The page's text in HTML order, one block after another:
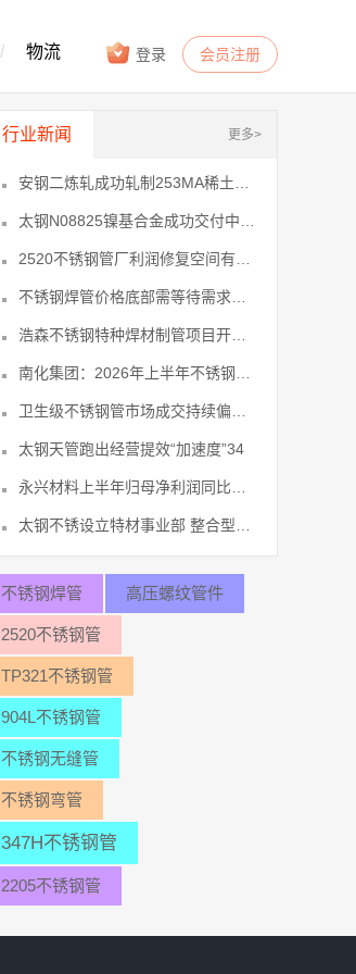
登录 会员注册
/ 物流
行业新闻 更多>
太钢天管跑出经营提效“加速度”34
不锈钢焊管 高压螺纹管件
2520不锈钢管
TP321不锈钢管
904L不锈钢管
不锈钢无缝管
不锈钢弯管
347H不锈钢管
2205不锈钢管